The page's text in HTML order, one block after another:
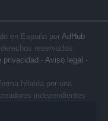
en España por AdHub
reservados.
privacidad - Aviso legal -
híbrida por una
independientes